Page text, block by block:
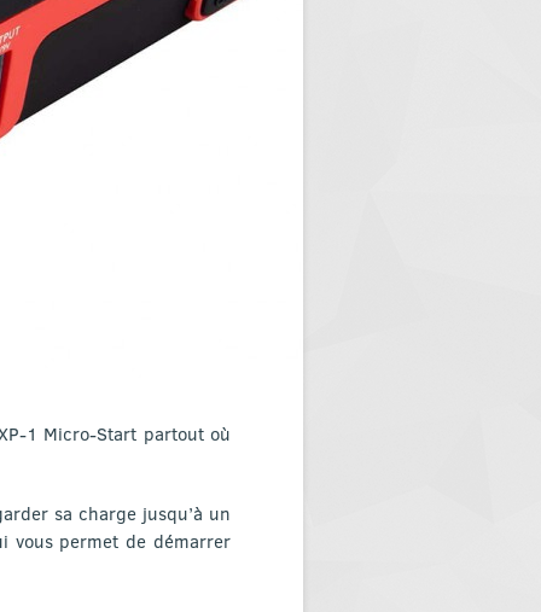
1 Micro-Start partout où
sa charge jusqu’à un
vous permet de démarrer